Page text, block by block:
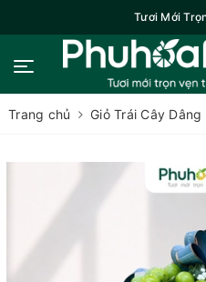
Tươi Mới
Trang chủ Giỏ Trái Cây